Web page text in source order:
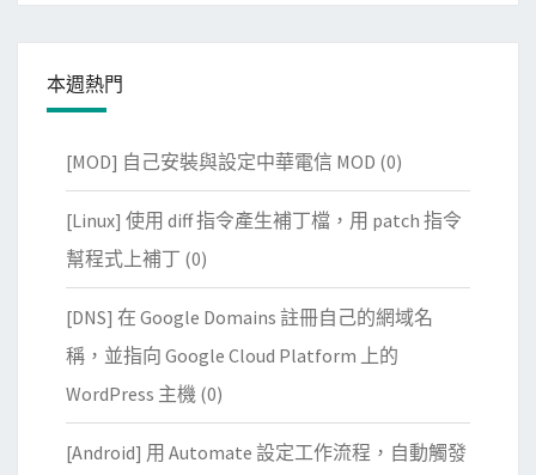
本週熱門
[MOD] 自己安裝與設定中華電信 MOD (0)
[Linux] 使用 diff 指令產生補丁檔，用 patch 指令
幫程式上補丁 (0)
[DNS] 在 Google Domains 註冊自己的網域名
稱，並指向 Google Cloud Platform 上的
WordPress 主機 (0)
[Android] 用 Automate 設定工作流程，自動觸發